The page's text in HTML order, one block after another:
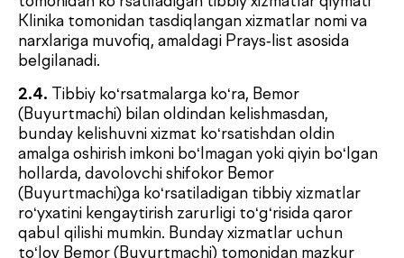
3.1.4.Bemorni ko‘rsatilayotgan tibbiy yordam,
davolash usullarining samaradorligi,
qo‘llanilayotgan dori vositalari va tibbiy buyumlar
haqida ishonchli ma’lumotlar bilan ta’minlash.
3.1.2.Bemorni xizmat ko‘rsatish uchun zarur
bo‘lgan tibbiy hujjatlarni rasmiylashtirish, jumladan
Bemor buyurtma varaqasi hamda zarurat
tug‘ilganda tibbiy (ambulator) karta — konsultativ
varaqani yuritish.
Ob’ektiv sabablarga ko‘ra (mutaxassisning
kasalligi, ta’tili va boshqalar) mazkur Shartnoma
doirasida tibbiy xizmatlarni bajarishga to‘sqinlik
qiluvchi holatlar hamda xizmat ko‘rsatishni qayta
boshlashning mumkin bo‘lgan sanasi haqida
Buyurtmachini xabardor qilish.